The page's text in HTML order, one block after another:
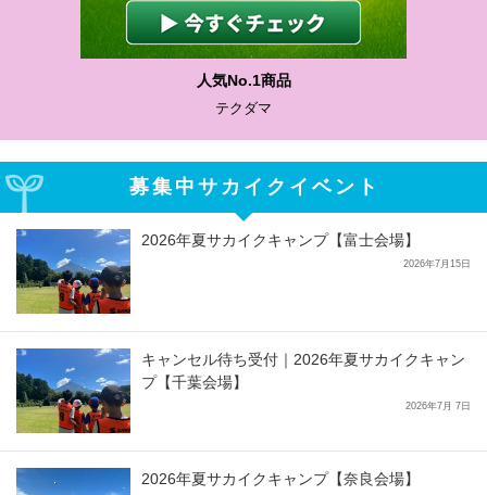
人気No.1商品
テクダマ
募集中サカイクイベント
2026年夏サカイクキャンプ【富士会場】
2026年7月15日
キャンセル待ち受付｜2026年夏サカイクキャン
プ【千葉会場】
2026年7月 7日
2026年夏サカイクキャンプ【奈良会場】